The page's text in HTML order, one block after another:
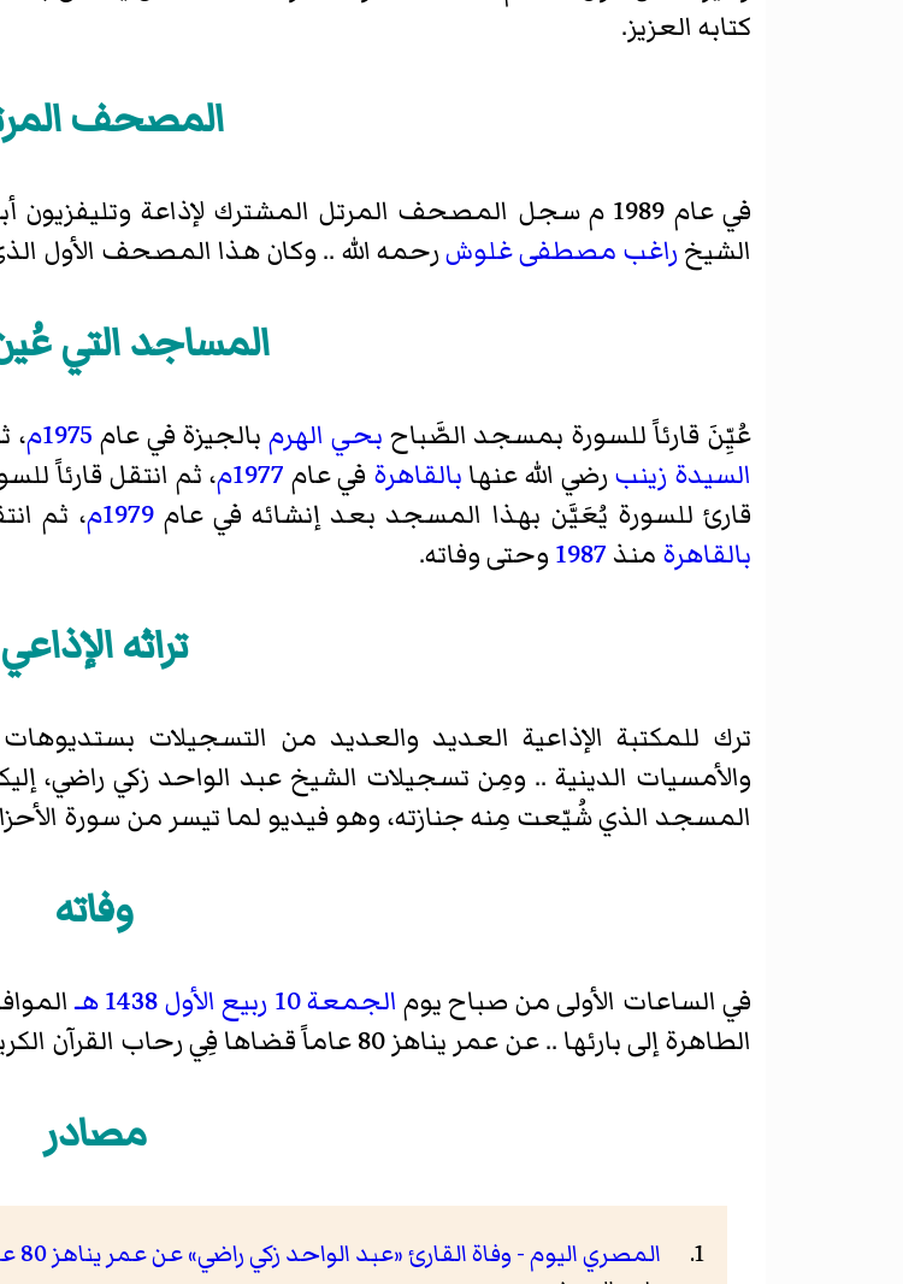
كتابه العزيز.
المصحف
في عام 1989 م سجل المصحف المرتل المشترك لإذاعة وتليفزيون
الشيخ راغب مصطفى غلوشرحمه الله .. وكان هذا المصحف الأول
المساجد التي
عُيِّنَ قارئاً للسورة بمسجد الصَّباح بحي الهرمبالجيزة في عام 1975م ،
السيدة زينب رضي الله عنها بالقاهرة في عام 1977م ، ثم انتقل قارئاً
قارئ للسورة يُعَيَّن بهذا المسجد بعد إنشائه في عام 1979م ، ثم
بالقاهرة منذ 1987 وحتى وفاته.
تراثه الإذاعي
ترك للمكتبة الإذاعية العديد والعديد من التسجيلات بستديوهات
والأمسيات الدينية .. ومِن تسجيلات الشيخ عبد الواحد زكي راضي،
المسجد الذي شُيّعت مِنه جنازته، وهو فيديو لما تيسر من سورة
وفاته
في الساعات الأولى من صباح يوم الجمعة10 ربيع الأول 1438 هـ
الطاهرة إلى بارئها .. عن عمر يناهز 80 عاماً قضاها فِي رحاب القرآن الكريم .
مصادر
المصري اليوم - وفاة القارئ «عبد الواحد زكي راضي» عن عمر يناهز 80 عاما